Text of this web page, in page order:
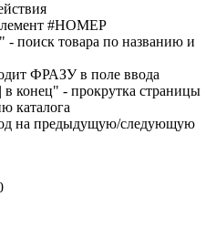
#НОМЕР
товара по названию и
ФРАЗУ в поле ввода
в конец" - прокрутка страницы
каталога
на предыдущую/следующую